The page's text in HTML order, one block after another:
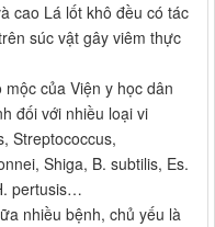
cao Lá lốt khô đều có tác
súc vật gây viêm thực
của Viện y học dân
đối với nhiều loại vi
Streptococcus,
Shiga, B. subtilis, Es.
pertusis…
nhiều bệnh, chủ yếu là